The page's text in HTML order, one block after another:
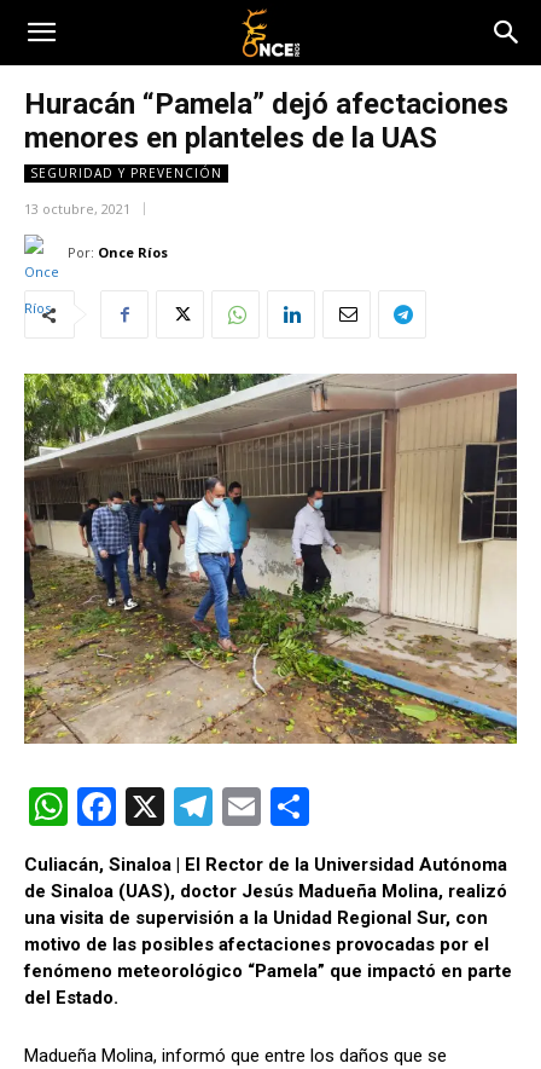
Huracán “Pamela” dejó afectaciones
menores en planteles de la UAS
SEGURIDAD Y PREVENCIÓN
13 octubre, 2021
Por: Once Ríos
W
h
at
s
A
p
p
F
a
ce
b
o
o
k
X
T
el
e
gr
a
E
m
ail
o
m
p
ar
Culiacán, Sinaloa | El Rector de la Universidad Autónoma
de Sinaloa (UAS), doctor Jesús Madueña Molina, realizó
una visita de supervisión a la Unidad Regional Sur, con
motivo de las posibles afectaciones provocadas por el
fenómeno meteorológico “Pamela” que impactó en parte
del Estado.
Madueña Molina, informó que entre los daños que se